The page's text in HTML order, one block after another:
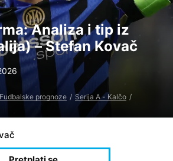
Analiza i tip iz
– Stefan Kovač
Fudbalske prognoze Serija A - Kalčo